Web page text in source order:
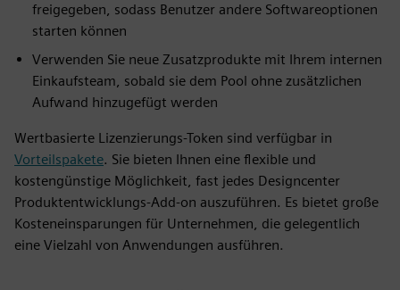
freigegeben, sodass Benutzer andere Softwareoptionen
starten können
Verwenden Sie neue Zusatzprodukte mit Ihrem internen
Einkaufsteam, sobald sie dem Pool ohne zusätzlichen
Aufwand hinzugefügt werden
Wertbasierte Lizenzierungs-Token sind verfügbar in
Vorteilspakete. Sie bieten Ihnen eine flexible und
kostengünstige Möglichkeit, fast jedes Designcenter
Produktentwicklungs-Add-on auszuführen. Es bietet große
Kosteneinsparungen für Unternehmen, die gelegentlich
eine Vielzahl von Anwendungen ausführen.